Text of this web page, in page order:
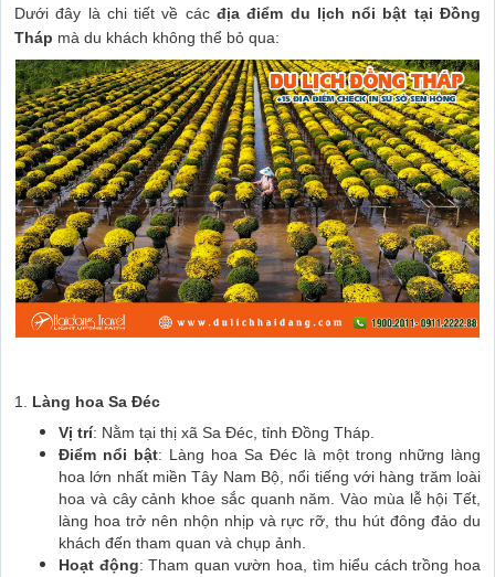
Dưới đây là chi tiết về các địa điểm du lịch nổi bật tại Đồng
Tháp mà du khách không thể bỏ qua:
1. Làng hoa Sa Đéc
Vị trí: Nằm tại thị xã Sa Đéc, tỉnh Đồng Tháp.
Điểm nổi bật: Làng hoa Sa Đéc là một trong những làng
hoa lớn nhất miền Tây Nam Bộ, nổi tiếng với hàng trăm loài
hoa và cây cảnh khoe sắc quanh năm. Vào mùa lễ hội Tết,
làng hoa trở nên nhộn nhịp và rực rỡ, thu hút đông đảo du
khách đến tham quan và chụp ảnh.
Hoạt động: Tham quan vườn hoa, tìm hiểu cách trồng hoa